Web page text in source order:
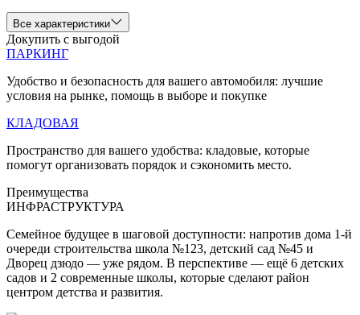
Все характеристики
Докупить с выгодой
ПАРКИНГ
Удобство и безопасность для вашего автомобиля: лучшие
условия на рынке, помощь в выборе и покупке
КЛАДОВАЯ
Пространство для вашего удобства: кладовые, которые
помогут организовать порядок и сэкономить место.
Преимущества
ИНФРАСТРУКТУРА
Семейное будущее в шаговой доступности: напротив дома 1-й
очереди строительства школа №123, детский сад №45 и
Дворец дзюдо — уже рядом. В перспективе — ещё 6 детских
садов и 2 современные школы, которые сделают район
центром детства и развития.